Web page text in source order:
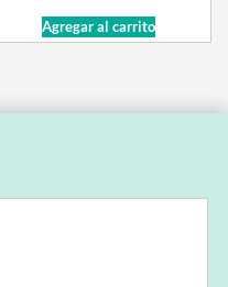
Agregar al carrito